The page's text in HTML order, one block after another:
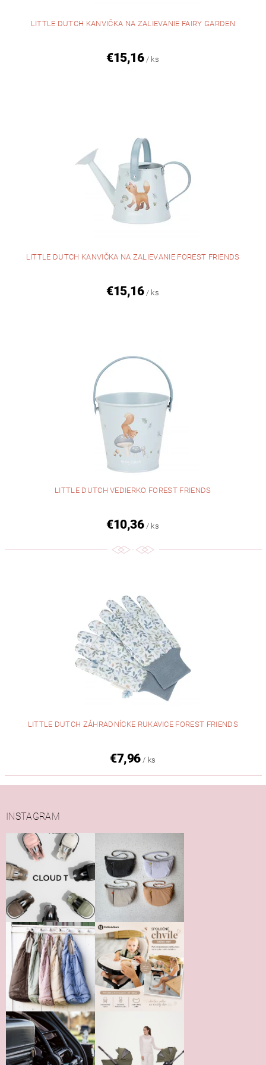
LITTLE DUTCH KANVIČKA NA ZALIEVANIE FAIRY GARDEN
€15,16 / ks
LITTLE DUTCH KANVIČKA NA ZALIEVANIE FOREST FRIENDS
€15,16 / ks
LITTLE DUTCH VEDIERKO FOREST FRIENDS
€10,36 / ks
LITTLE DUTCH ZÁHRADNÍCKE RUKAVICE FOREST FRIENDS
€7,96 / ks
INSTAGRAM